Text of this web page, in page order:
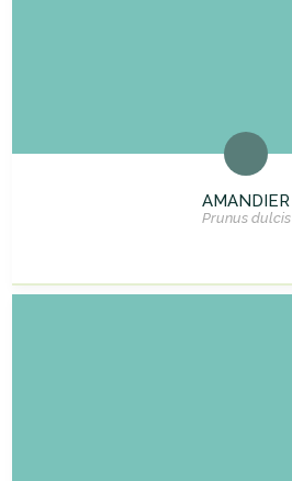
AMANDIER
Prunus dulcis